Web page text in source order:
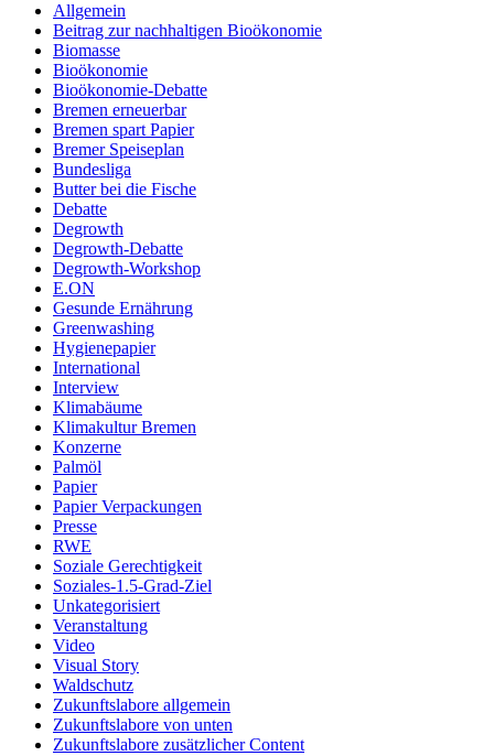
Allgemein
Beitrag zur nachhaltigen Bioökonomie
Biomasse
Bioökonomie
Bioökonomie-Debatte
Bremen erneuerbar
Bremen spart Papier
Bremer Speiseplan
Bundesliga
Butter bei die Fische
Debatte
Degrowth
Degrowth-Debatte
Degrowth-Workshop
E.ON
Gesunde Ernährung
Greenwashing
Hygienepapier
International
Interview
Klimabäume
Klimakultur Bremen
Konzerne
Palmöl
Papier
Papier Verpackungen
Presse
RWE
Soziale Gerechtigkeit
Soziales-1.5-Grad-Ziel
Unkategorisiert
Veranstaltung
Video
Visual Story
Waldschutz
Zukunftslabore allgemein
Zukunftslabore von unten
Zukunftslabore zusätzlicher Content